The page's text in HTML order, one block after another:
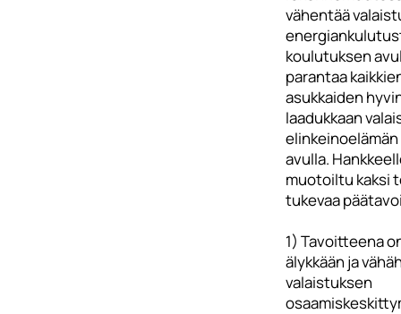
vähentää
koulutuksen
parantaa
asukkaiden
laadukkaan
avulla.
muotoiltu kaksi
tukevaa
1) Tavoitteena
älykkään ja
valaistuksen